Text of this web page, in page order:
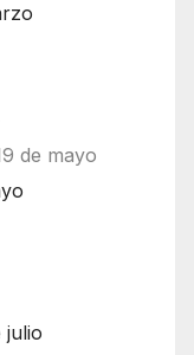
de mayo
julio